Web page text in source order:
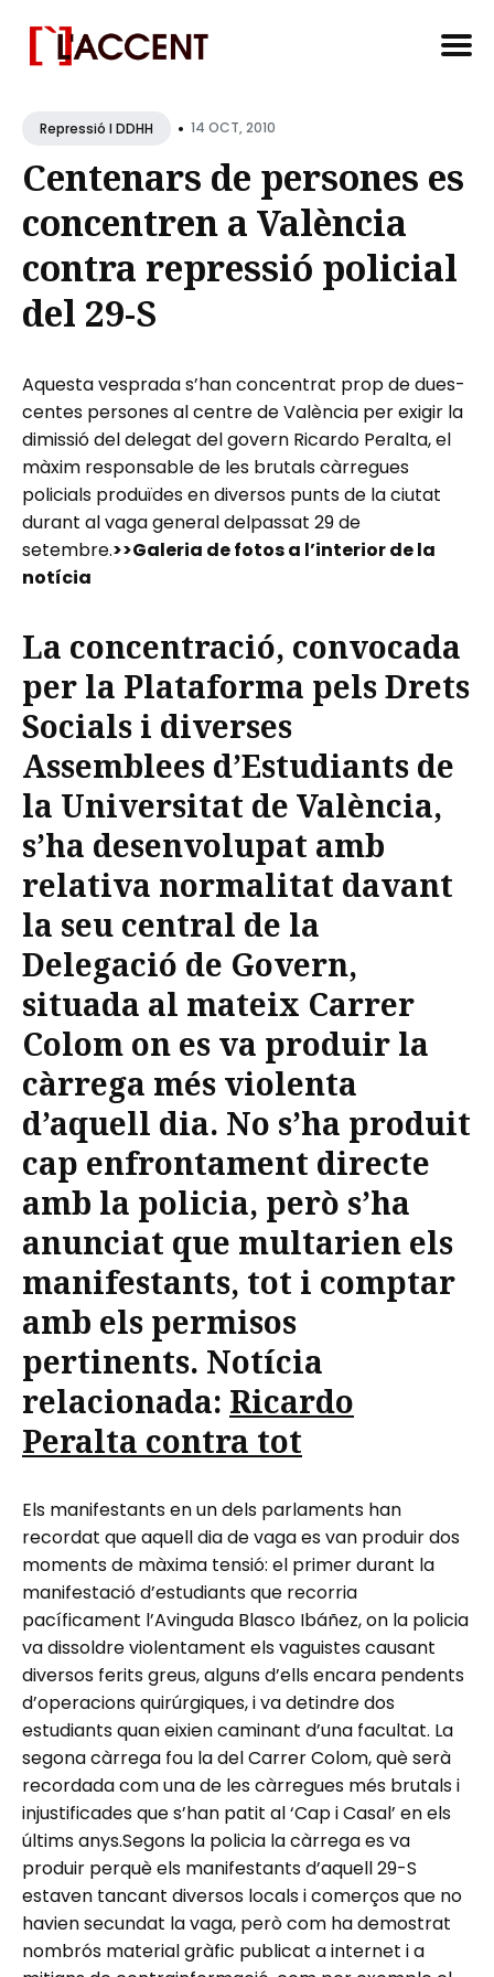
forRepressió I DDHH • 14 OCT, 2010
Centenars de persones es
concentren a València
contra repressió policial
del 29-S
Aquesta vesprada s’han concentrat prop de dues-
centes persones al centre de València per exigir la
dimissió del delegat del govern Ricardo Peralta, el
màxim responsable de les brutals càrregues
policials produïdes en diversos punts de la ciutat
durant al vaga general delpassat 29 de
setembre.>>Galeria de fotos a l’interior de la
notícia
La concentració, convocada
per la Plataforma pels Drets
Socials i diverses
Assemblees d’Estudiants de
la Universitat de València,
s’ha desenvolupat amb
relativa normalitat davant
la seu central de la
Delegació de Govern,
situada al mateix Carrer
Colom on es va produir la
càrrega més violenta
d’aquell dia. No s’ha produit
cap enfrontament directe
amb la policia, però s’ha
anunciat que multarien els
manifestants, tot i comptar
amb els permisos
pertinents. Notícia
relacionada: Ricardo
Peralta contra tot
Els manifestants en un dels parlaments han
recordat que aquell dia de vaga es van produir dos
moments de màxima tensió: el primer durant la
manifestació d’estudiants que recorria
pacíficament l’Avinguda Blasco Ibáñez, on la policia
va dissoldre violentament els vaguistes causant
diversos ferits greus, alguns d’ells encara pendents
d’operacions quirúrgiques, i va detindre dos
estudiants quan eixien caminant d’una facultat. La
segona càrrega fou la del Carrer Colom, què serà
recordada com una de les càrregues més brutals i
injustificades que s’han patit al ‘Cap i Casal’ en els
últims anys.Segons la policia la càrrega es va
produir perquè els manifestants d’aquell 29-S
estaven tancant diversos locals i comerços que no
havien secundat la vaga, però com ha demostrat
nombrós material gràfic publicat a internet i a